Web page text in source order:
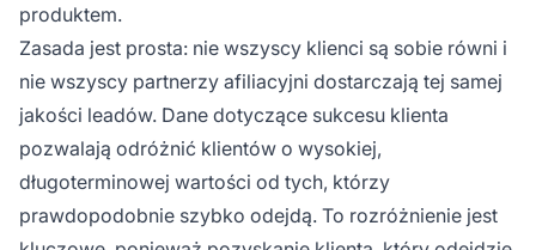
produktem.
Zasada jest prosta: nie wszyscy klienci są sobie równi i
nie wszyscy partnerzy afiliacyjni dostarczają tej samej
jakości leadów. Dane dotyczące sukcesu klienta
pozwalają odróżnić klientów o wysokiej,
długoterminowej wartości od tych, którzy
prawdopodobnie szybko odejdą. To rozróżnienie jest